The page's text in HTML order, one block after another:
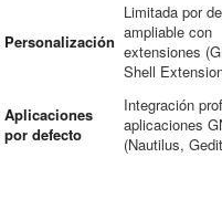
Personalización
Limitada por
ampliable con
extensiones
Shell
Aplicaciones
por defecto
Integración
aplicaciones
(Nautilus,